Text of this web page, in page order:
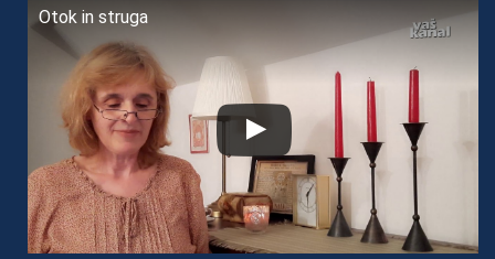
Otok in struga